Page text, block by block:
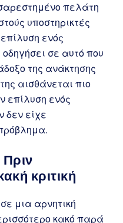
πελάτη
υποστηρικτές
ενός
σε αυτό που
της ανάκτησης
αισθάνεται πιο
επίλυση ενός
δεν είχε
κριτική
μια αρνητική
κακό παρά